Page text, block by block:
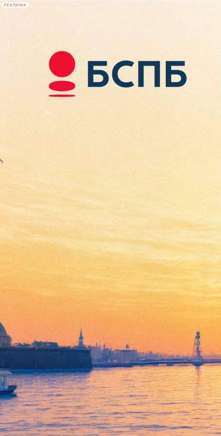
РЕКЛАМА
Сегодня:
2026.08.08
14:53
Афиша Plus
Александр Калягин: Церковь
имеет достаточный
авторитет, чтобы не
прибегать к помощи
02 марта 2015, Версия для печати
Председатель Союза театральных деятелей России Александр
Калягин обнародовал насайтеСТД РФ свое мнение по
поводуситуации, сложившейся вокруг спектакля
«Тангейзер», который поставил в Новосибирском оперном
театре режиссер Тимофей Кулябин. Напомним, что в конце